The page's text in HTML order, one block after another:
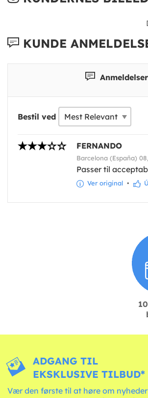
KUNDE
Bestil ved
FERNANDO
Barcelona (España)
Passer til
Ver original •
ADGANG TIL
EKSKLUSIVE TILBUD*
Vær den første til at høre om nyheder